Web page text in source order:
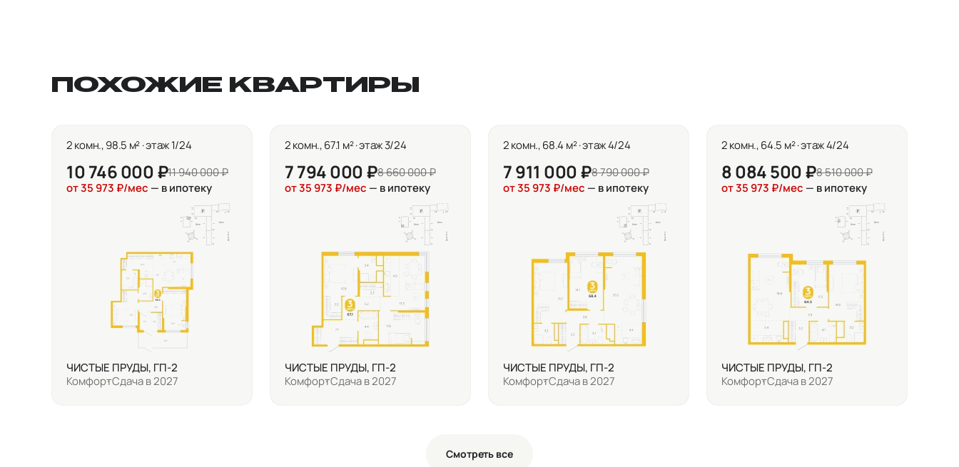
ПОХОЖИЕ КВАРТИРЫ
2 комн., 98.5 м² · этаж 1/24
10 746 000 ₽11 940 000 ₽
от 35 973 ₽/мес — в ипотеку
ЧИСТЫЕ ПРУДЫ, ГП-2
КомфортСдача в 2027
2 комн., 67.1 м² · этаж 3/24
7 794 000 ₽8 660 000 ₽
от 35 973 ₽/мес — в ипотеку
ЧИСТЫЕ ПРУДЫ, ГП-2
КомфортСдача в 2027
2 комн., 68.4 м² · этаж 4/24
7 911 000 ₽8 790 000 ₽
от 35 973 ₽/мес — в ипотеку
ЧИСТЫЕ ПРУДЫ, ГП-2
КомфортСдача в 2027
2 комн., 64.5 м² · этаж 4/24
8 084 500 ₽8 510 000 ₽
от 35 973 ₽/мес — в ипотеку
ЧИСТЫЕ ПРУДЫ, ГП-2
КомфортСдача в 2027
Смотреть все